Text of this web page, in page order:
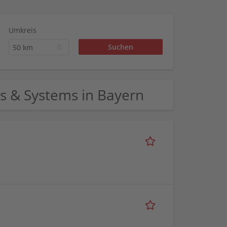
Umkreis
50 km
& Systems in Bayern